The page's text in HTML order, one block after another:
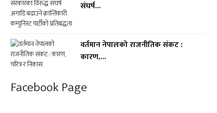
संघर्ष...
वर्तमान नेपालको राजनीतिक संकट :
कारण,...
Facebook Page